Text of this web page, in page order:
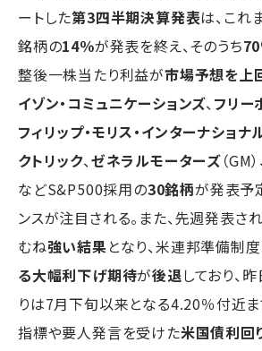
ートした第3四半期決算発表は、こ
銘柄の14％が発表を終え、そのうち
整後一株当たり利益が市場予想を上
イゾン・コミュニケーションズ、 フリー
フィリップ・モリス・インターナショナ
クトリック、ゼネラルモーターズ（GM）
などS&P500採用の30銘柄が発表予
ンスが注目される。また、先週発表さ
むね強い結果となり、米連邦準備制
る大幅利下げ期待が後退しており、
りは7月下旬以来となる4.20％付近ま
指標や要人発言を受けた米国債利回